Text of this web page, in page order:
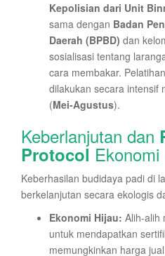
Kepolisian dari Unit
sama dengan Badan
Daerah (BPBD) dan
sosialisasi tentang
cara membakar.
dilakukan secara intensif
(Mei-Agustus).
Keberlanjutan dan
Protocol Ekonomi
Keberhasilan budidaya padi di
berkelanjutan secara ekologis
Ekonomi Hijau: Alih-alih
untuk mendapatkan
memungkinkan harga